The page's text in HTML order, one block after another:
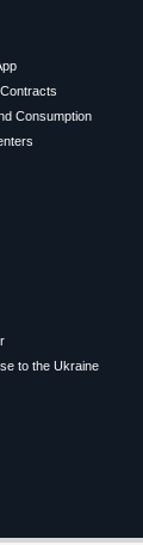
Consumption
to the Ukraine